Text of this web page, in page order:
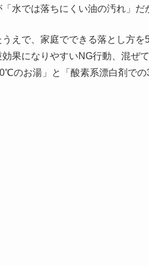
水では落ちにくい油の汚れ」だ
えで、家庭でできる落とし方を
果になりやすいNG行動、混ぜ
のお湯」と「酸素系漂白剤での